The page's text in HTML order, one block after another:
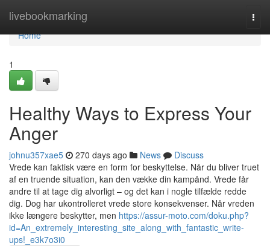
livebookmarking
Home
Home
1
Healthy Ways to Express Your
Anger
johnu357xae5 270 days ago News
Discuss
Vrede kan faktisk være en form for beskyttelse. Når du bliver truet
af en truende situation, kan den vække din kampånd. Vrede får
andre til at tage dig alvorligt – og det kan i nogle tilfælde redde
dig. Dog har ukontrolleret vrede store konsekvenser. Når vreden
ikke længere beskytter, men https://assur-moto.com/doku.php?
id=An_extremely_interesting_site_along_with_fantastic_write-
ups!_e3k7o3i0